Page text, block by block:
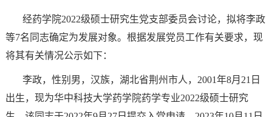
经药学院2022级硕士研究生党支部委员会讨论，拟将李政
等7名同志确定为发展对象。根据发展党员工作有关要求，现
将其有关情况公示如下：
李政，性别男，汉族，湖北省荆州市人， 2001年8月 21 日
出生，现为华中科技大学药学院药学专业2022级硕士研究